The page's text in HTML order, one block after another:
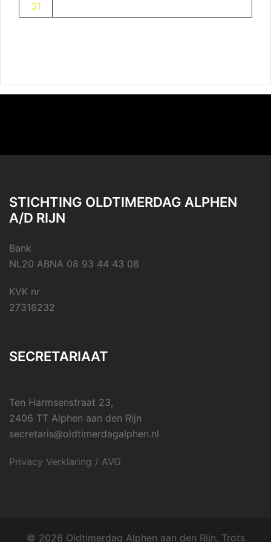
31
STICHTING OLDTIMERDAG ALPHEN
A/D RIJN
Bank
NL20 ABNA 08 93 44 43 08
KVK nr
27316232
SECRETARIAAT
Ten Harmsenstraat 23,
2406 TT Alphen aan den Rijn
secretaris@oldtimerdagalphen.nl
Privacy Verklaring / AVG
© 2026 Oldtimerdag Alphen aan den Rijn. Trots